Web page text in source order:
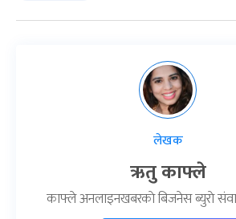
लेखक
ऋतु काफ्ले
काफ्ले अनलाइनखबरकाे बिजनेस ब्युराे